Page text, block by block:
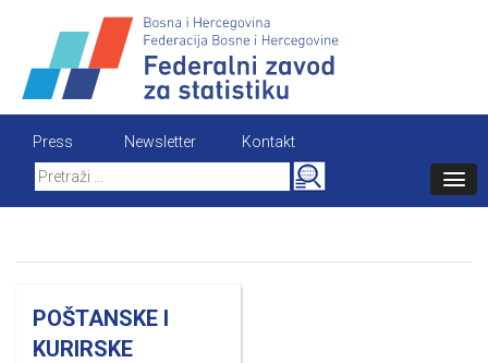
content
Press Newsletter
Kontakt
Search
for:
POŠTANSKE I
KURIRSKE